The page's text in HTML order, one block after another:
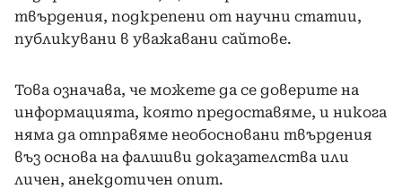
твърдения, подкрепени от научни статии,
публикувани в уважавани сайтове.
Това означава, че можете да се доверите на
информацията, която предоставяме, и никога
няма да отправяме необосновани твърдения
въз основа на фалшиви доказателства или
личен, анекдотичен опит.